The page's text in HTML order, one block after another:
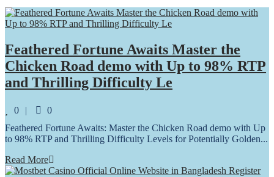
Feathered Fortune Awaits Master the
Chicken Road demo with Up to 98% RTP
and Thrilling Difficulty Le
0 Comments
0
Feathered Fortune Awaits: Master the Chicken Road demo with Up
to 98% RTP and Thrilling Difficulty Levels for Potentially Golden...
Read More